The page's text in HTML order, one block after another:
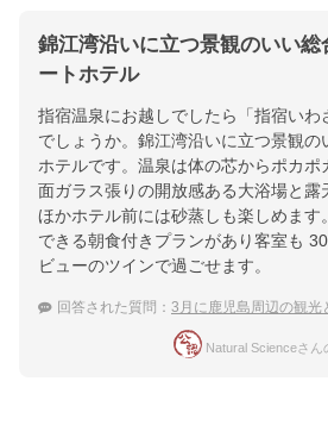
錦江湾沿いに立つ景観のいい総
ートホテル
指宿温泉にお越しでしたら「指宿いわ
でしょうか。錦江湾沿いに立つ景観の
ホテルです。温泉は体の芯からポカポ
面ガラス張りの開放感ある大浴場と露
ほかホテル前には砂蒸しも楽しめます
できる朝食付きプランがあり客室も
ビューのツインで過ごせます。
回答された質問： 3月に鹿児島周辺の観光と指宿温
Natural Scienceさん